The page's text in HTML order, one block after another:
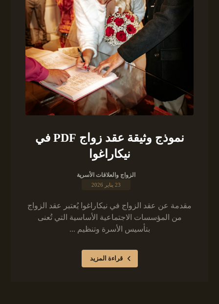
نموذج وثيقة عقد زواج PDF في
نيكاراغوا
الزواج والعلاقات الأسرية
23 يناير 2026
مقدمة عن عقد الزواج في نيكاراغوا يُعتبر عقد الزواج
من المؤسسات الاجتماعية الأساسية التي تُعنى
بتأسيس الأسرة وتنظيم ...
قراءة المزيد